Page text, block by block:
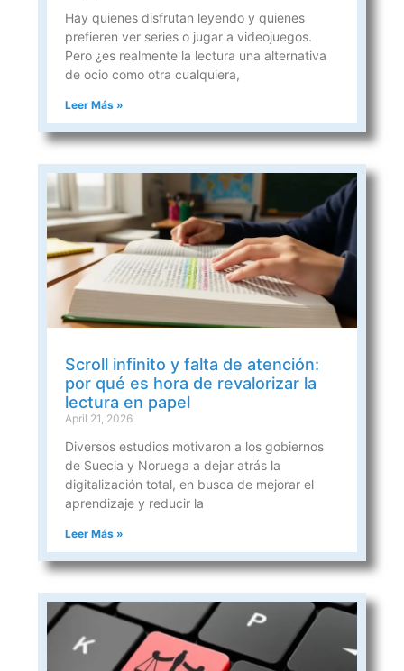
Hay quienes disfrutan leyendo y quienes
prefieren ver series o jugar a videojuegos.
Pero ¿es realmente la lectura una alternativa
de ocio como otra cualquiera,
Leer Más »
Scroll infinito y falta de atención:
por qué es hora de revalorizar la
lectura en papel
April 21, 2026
Diversos estudios motivaron a los gobiernos
de Suecia y Noruega a dejar atrás la
digitalización total, en busca de mejorar el
aprendizaje y reducir la
Leer Más »